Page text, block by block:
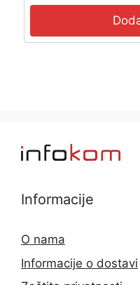
Informacije
O nama
Informacije o dostavi